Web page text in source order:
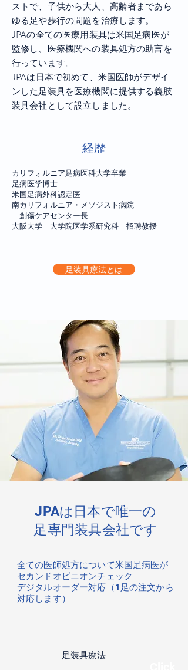
ストで、子供から大人、高齢者まであら
ゆる足や歩行の問題を治療します。
JPAの全ての医療用装具は米国足病医が
監修し、医療機関への装具処方の助言を
行っています。
JPAは日本で初めて、米国医師がデザイ
ンした足装具を医療機関に提供する義肢
装具会社として設立しました。
経歴
カリフォルニア足病医科大学卒業
足病医学博士
米国足病外科認定医
南カリフォルニア・メソジスト病院
創傷ケアセンター長
​大阪大学 大学院医学系研究科 招聘教授
足装具療法とは
JPAは日本で唯一の
足専門装具会社です
全ての医師処方について米国足病医が
セカンドオピニオンチェック
​デジタルオーダー対応（1足の注文から
対応します）
足装具療法